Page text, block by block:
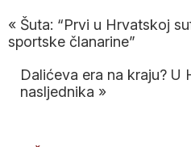
« Šuta: “Prvi u Hrvatskoj
sportske članarine”
Dalićeva era na kraju? U
nasljednika »